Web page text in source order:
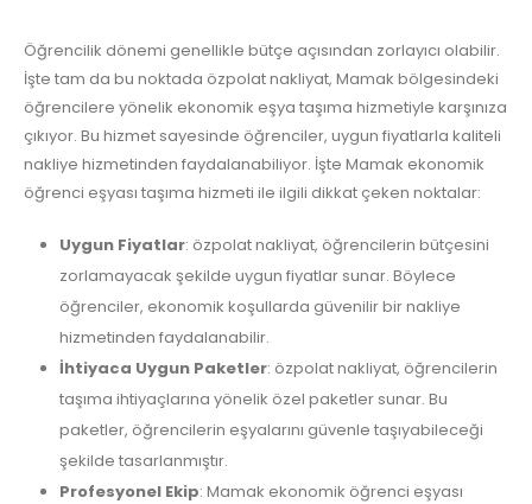
Öğrencilik dönemi genellikle bütçe açısından zorlayıcı olabilir.
İşte tam da bu noktada özpolat nakliyat, Mamak bölgesindeki
öğrencilere yönelik ekonomik eşya taşıma hizmetiyle karşınıza
çıkıyor. Bu hizmet sayesinde öğrenciler, uygun fiyatlarla kaliteli
nakliye hizmetinden faydalanabiliyor. İşte Mamak ekonomik
öğrenci eşyası taşıma hizmeti ile ilgili dikkat çeken noktalar:
Uygun Fiyatlar: özpolat nakliyat, öğrencilerin bütçesini
zorlamayacak şekilde uygun fiyatlar sunar. Böylece
öğrenciler, ekonomik koşullarda güvenilir bir nakliye
hizmetinden faydalanabilir.
İhtiyaca Uygun Paketler: özpolat nakliyat, öğrencilerin
taşıma ihtiyaçlarına yönelik özel paketler sunar. Bu
paketler, öğrencilerin eşyalarını güvenle taşıyabileceği
şekilde tasarlanmıştır.
Profesyonel Ekip: Mamak ekonomik öğrenci eşyası